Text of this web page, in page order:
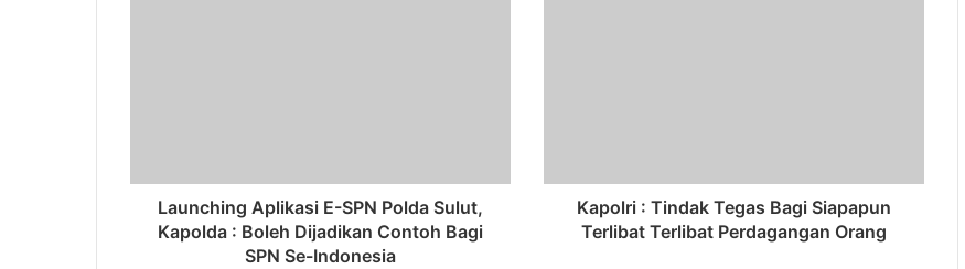
Launching Aplikasi E-SPN Polda Sulut,
Kapolda : Boleh Dijadikan Contoh Bagi
SPN Se-Indonesia
Kapolri : Tindak Tegas Bagi Siapapun
Terlibat Terlibat Perdagangan Orang